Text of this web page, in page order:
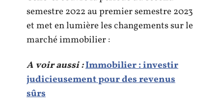
semestre 2022 au premier semestre 2023
et met en lumière les changements sur le
marché immobilier :
A voir aussi :Immobilier : investir
judicieusement pour des revenus
sûrs